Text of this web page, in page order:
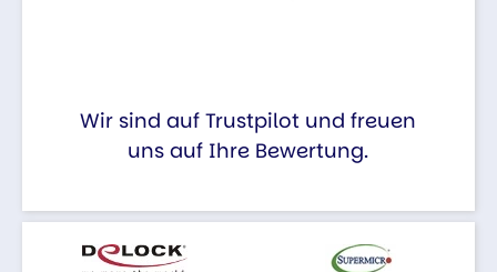
Wir sind auf Trustpilot und freuen
uns auf Ihre Bewertung.